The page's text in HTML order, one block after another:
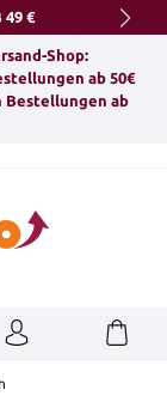
49 €
Shop:
ab 50€
Bestellungen ab